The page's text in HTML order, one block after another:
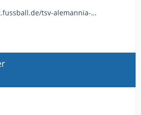
tsv-alemannia-…